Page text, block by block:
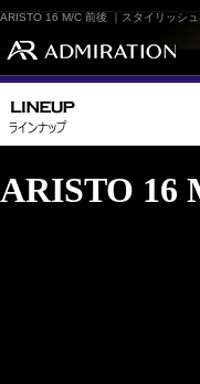
ARISTO 16 M/C 前後 ｜スタイリッシ
ARISTO 16